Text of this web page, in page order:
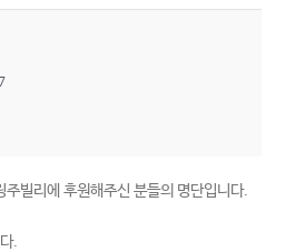
빌리에 후원해주신 분들의 명단입니다.
.